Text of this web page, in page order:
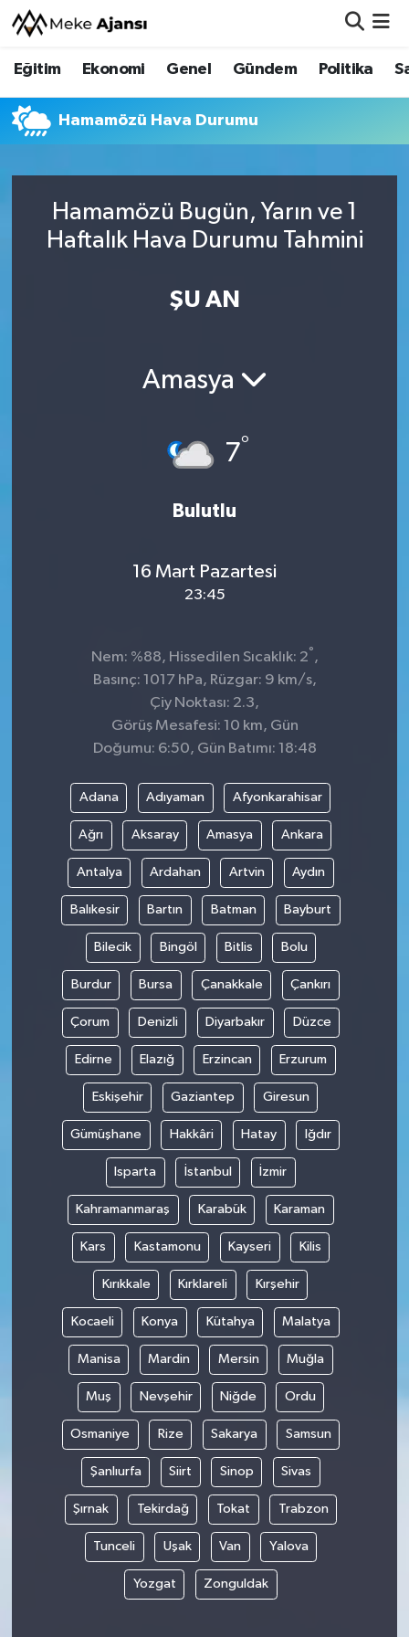
Eğitim Ekonomi Genel Gündem Politika
Hamamözü Hava Durumu
Hamamözü Bugün, Yarın ve 1
Haftalık Hava Durumu Tahmini
ŞU AN
Amasya
7°
Bulutlu
16 Mart Pazartesi
23:45
Nem: %88, Hissedilen Sıcaklık: 2° ,
Basınç: 1017 hPa, Rüzgar: 9 km/s,
Çiy Noktası: 2.3,
Görüş Mesafesi: 10 km, Gün
Doğumu: 6:50, Gün Batımı: 18:48
Adana Adıyaman Afyonkarahisar
Ağrı Aksaray Amasya Ankara
Antalya Ardahan Artvin Aydın
Balıkesir Bartın Batman Bayburt
Bilecik Bingöl Bitlis Bolu
Burdur Bursa Çanakkale Çankırı
Çorum Denizli Diyarbakır Düzce
Edirne Elazığ Erzincan Erzurum
Eskişehir Gaziantep Giresun
Gümüşhane Hakkâri Hatay Iğdır
Isparta İstanbul İzmir
Kahramanmaraş Karabük Karaman
Kars Kastamonu Kayseri Kilis
Kırıkkale Kırklareli Kırşehir
Kocaeli Konya Kütahya Malatya
Manisa Mardin Mersin Muğla
Muş Nevşehir Niğde Ordu
Osmaniye Rize Sakarya Samsun
Şanlıurfa Siirt Sinop Sivas
Şırnak Tekirdağ Tokat Trabzon
Tunceli Uşak Van Yalova
Yozgat Zonguldak
Eğitim
Ekonomi
Gündem
Nöbetçi Eczaneler
Hava Durumu
Trafik Durumu